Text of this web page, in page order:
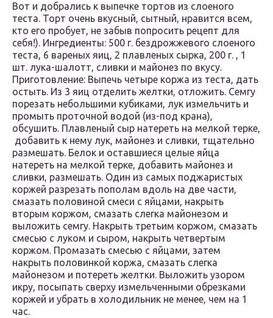
Вот и добрались к выпечке тортов из слоеного
теста. Торт очень вкусный, сытный, нравится всем,
кто его пробует, не забыв попросить рецепт для
себя!). Ингредиенты: 500 г. бездрожжевого слоеного
теста, 6 вареных яиц, 2 плавленых сырка, 200 г. , 1
шт. лука-шалотт, сливки и майонез по вкусу.
Приготовление: Выпечь четыре коржа из теста, дать
остыть. Из 3 яиц отделить желтки, отложить. Семгу
порезать небольшими кубиками, лук измельчить и
промыть проточной водой (из-под крана),
обсушить. Плавленый сыр натереть на мелкой терке,
добавить к нему лук, майонез и сливки, тщательно
размешать. Белок и оставшиеся целые яйца
натереть на мелкой терке, добавить майонез и
сливки, размешать. Один из самых поджаристых
коржей разрезать пополам вдоль на две части,
смазать половиной смеси с яйцами, накрыть
вторым коржом, смазать слегка майонезом и
выложить семгу. Накрыть третьим коржом, смазать
смесью с луком и сыром, накрыть четвертым
коржом. Промазать смесью с яйцами, затем
накрыть половинкой коржа, смазать слегка
майонезом и потереть желтки. Выложить узором
икру, посыпать сверху измельченными обрезками
коржей и убрать в холодильник не менее, чем на 1
час.